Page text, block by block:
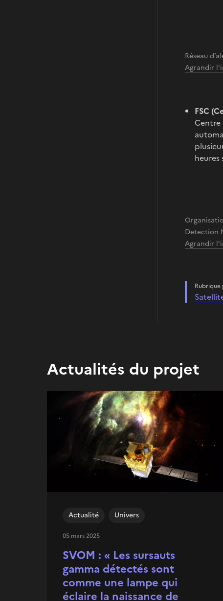
Réseau
Agrandir
FSC
Centre
heures
Detection
Agrandir
Actualités du projet
SVOM : « Les sursauts
gamma détectés sont
comme une lampe qui
éclaire la naissance de
Actualité Univers
05 mars 2025